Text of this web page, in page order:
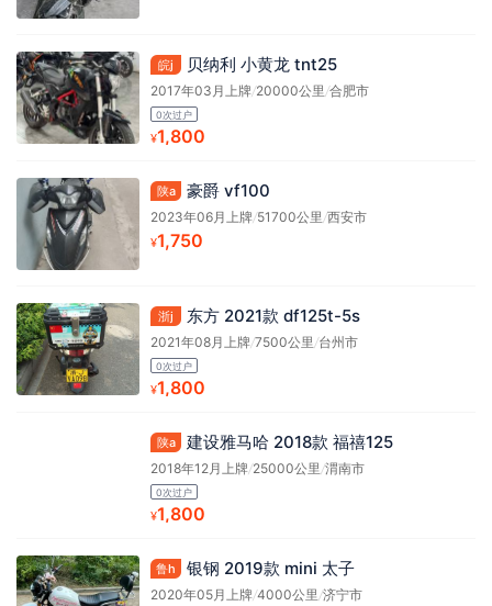
皖j 贝纳利 小黄龙 tnt25
2017年03月上牌/20000公里/合肥市
0次过户
¥1,800
陕a 豪爵 vf100
2023年06月上牌/51700公里/西安市
¥1,750
浙j 东方 2021款 df125t-5s
2021年08月上牌/7500公里/台州市
0次过户
¥1,800
陕a 建设雅马哈 2018款 福禧125
2018年12月上牌/25000公里/渭南市
0次过户
¥1,800
鲁h 银钢 2019款 mini 太子
2020年05月上牌/4000公里/济宁市